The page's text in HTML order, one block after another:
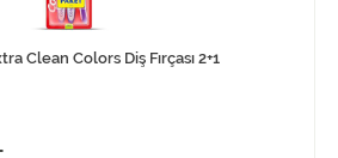
Clean Colors Diş Fırçası 2+1